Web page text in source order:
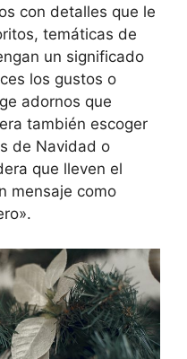
con detalles que le
temáticas de
un significado
los gustos o
adornos que
también escoger
de Navidad o
que lleven el
mensaje como